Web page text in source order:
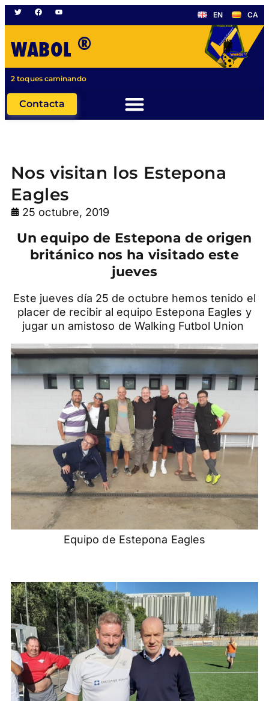
EN CA
WABOL ®
2 toques caminando
Contacta
Nos visitan los Estepona
Eagles
25 octubre, 2019
Un equipo de Estepona de origen
británico nos ha visitado este
jueves
Este jueves día 25 de octubre hemos tenido el
placer de recibir al equipo Estepona Eagles y
jugar un amistoso de Walking Futbol Union
Equipo de Estepona Eagles